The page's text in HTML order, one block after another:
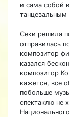
и сама собой
танцевальным
Секи решила
отправилась
композитор
казался
композитор
кажется, все
побольше
спектаклю не